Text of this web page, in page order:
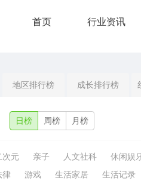
首页 行业资讯
地区排行榜 成长排行榜
日榜 周榜 月榜
次元 亲子 人文社科
休闲娱
律 游戏 生活家居
生活记录